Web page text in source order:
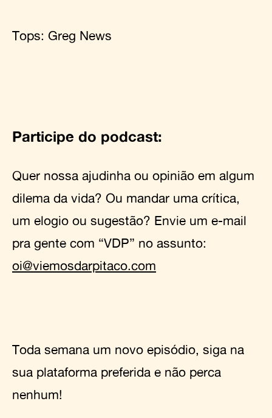
Tops: Greg News
Participe do podcast:
Quer nossa ajudinha ou opinião em algum
dilema da vida? Ou mandar uma crítica,
um elogio ou sugestão? Envie um e-mail
pra gente com “VDP” no assunto:
oi@viemosdarpitaco.com
Toda semana um novo episódio, siga na
sua plataforma preferida e não perca
nenhum!